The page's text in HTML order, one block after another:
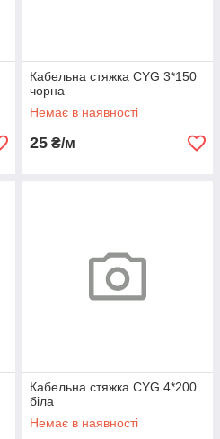
Кабельна стяжка CYG 3*150
чорна
Немає в наявності
25 ₴/м
Кабельна стяжка CYG 4*200
біла
Немає в наявності